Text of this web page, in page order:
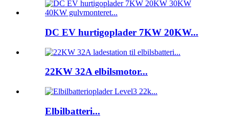
DC EV hurtigoplader 7KW 20KW...
22KW 32A elbilsmotor...
Elbilbatteri...